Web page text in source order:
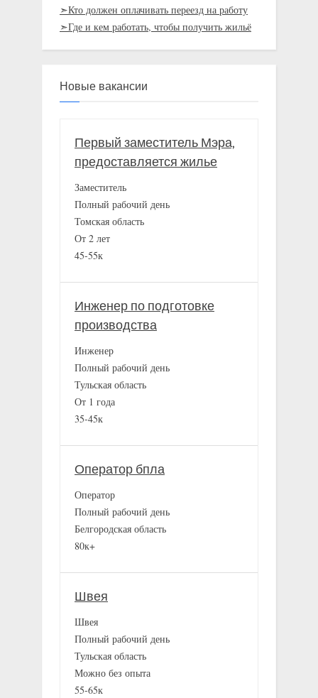
➣Кто должен оплачивать переезд на работу
➣Где и кем работать, чтобы получить жильё
Новые вакансии
Первый заместитель Мэра,
предоставляется жилье
Заместитель
Полный рабочий день
Томская область
От 2 лет
45-55к
Инженер по подготовке
производства
Инженер
Полный рабочий день
Тульская область
От 1 года
35-45к
Оператор бпла
Оператор
Полный рабочий день
Белгородская область
80к+
Швея
Швея
Полный рабочий день
Тульская область
Можно без опыта
55-65к